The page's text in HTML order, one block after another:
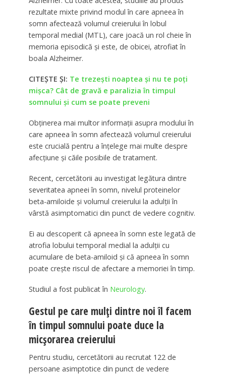
rezultate mixte privind modul în care apneea în
somn afectează volumul creierului în lobul
temporal medial (MTL), care joacă un rol cheie în
memoria episodică și este, de obicei, atrofiat în
boala Alzheimer.
CITEȘTE ȘI: Te trezeşti noaptea şi nu te poţi
mişca? Cât de gravă e paralizia în timpul
somnului şi cum se poate preveni
Obținerea mai multor informații asupra modului în
care apneea în somn afectează volumul creierului
este crucială pentru a înțelege mai multe despre
afecțiune și căile posibile de tratament.
Recent, cercetătorii au investigat legătura dintre
severitatea apneei în somn, nivelul proteinelor
beta-amiloide și volumul creierului la adulții în
vârstă asimptomatici din punct de vedere cognitiv.
Ei au descoperit că apneea în somn este legată de
atrofia lobului temporal medial la adulții cu
acumulare de beta-amiloid și că apneea în somn
poate crește riscul de afectare a memoriei în timp.
Studiul a fost publicat în Neurology.
Gestul pe care mulți dintre noi îl facem
în timpul somnului poate duce la
micșorarea creierului
Pentru studiu, cercetătorii au recrutat 122 de
persoane asimptotice din punct de vedere